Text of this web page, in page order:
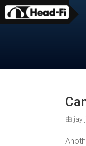
Skip
content
由 jay